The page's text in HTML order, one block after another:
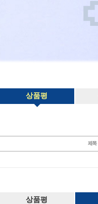
상품평
상품평